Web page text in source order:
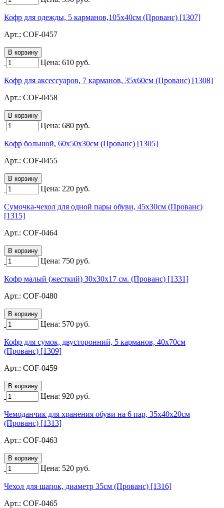
Кофр для одежды, 5 карманов,105х40см (Прованс) [1307]
Арт.: COF-0457
Цена: 610 руб.
Кофр для аксессуаров, 7 карманов, 35х60см (Прованс) [1308]
Арт.: COF-0458
Цена: 680 руб.
Кофр большой, 60х50х30см (Прованс) [1305]
Арт.: COF-0455
Цена: 220 руб.
Сумочка-чехол для одной пары обуви, 45х30см (Прованс)
[1315]
Арт.: COF-0464
Цена: 750 руб.
Кофр малый (жесткий) 30х30х17 см. (Прованс) [1331]
Арт.: COF-0480
Цена: 570 руб.
Кофр для сумок, двусторонний, 5 карманов, 40х70см
(Прованс) [1309]
Арт.: COF-0459
Цена: 920 руб.
Чемоданчик для хранения обуви на 6 пар, 35х40х20см
(Прованс) [1313]
Арт.: COF-0463
Цена: 520 руб.
Чехол для шапок, диаметр 35см (Прованс) [1316]
Арт.: COF-0465